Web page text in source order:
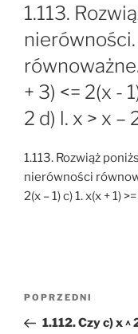
1.113.
+ 3) <= 2(x -
2 d) l. x > x –
1.113. Rozwiąż
nierówności
2(x – 1) c) 1. x(x + 1)
Nawigacja
Poprzedni
wpis
POPRZEDNI
1.112. Czy c) x ^